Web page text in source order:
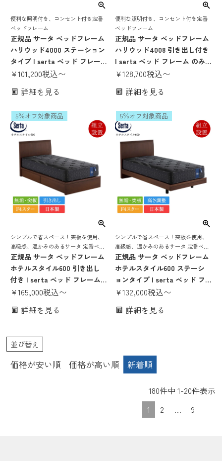
便利な照明付き、コンセント付き定番
ベッドフレーム
正規品 サータ ベッドフレーム
ハリウッド4000 ステーション
タイプ | serta ベッド フレー
ム のみ 日本製 国産 F4スター
き 棚付き 照明付き コンセント
ダブル ダブル クイーン1 クイ
ーン2 セミキング
¥101,200税込〜
詳細を見る
便利な照明付き、コンセント付き定番
ベッドフレーム
正規品 サータ ベッドフレーム
ハリウッド4008 引き出し付き
| serta ベッド フレーム のみ
日本製 国産 F4スター 収納付
照明付き コンセント付き パー
ブル クイーン1 クイーン2
¥128,700税込〜
詳細を見る
シンプルで省スペース！突板を使用、
高級感、温かみのあるサータ 定番ベッ
ドフレーム
正規品 サータ ベッドフレーム
ホテルスタイル600 引き出し
付き | serta ベッド フレーム
のみ 天然木 無垢 突板 日本製
ベッド パーソナルシングル セ
5％オフ対象商品
¥165,000税込〜
詳細を見る
シンプルで省スペース！突板を使用、
高級感、温かみのあるサータ 定番ベッ
ドフレーム
正規品 サータ ベッドフレーム
ホテルスタイル600 ステーシ
ョンタイプ | serta ベッド フ
レーム のみ 天然木 無垢 突板
整 高さ調節 脚付き パーソナル
5％オフ対象商品
¥132,000税込〜
詳細を見る
並び替え
価格が安い順 価格が高い順 新着順
180件中 1-20件表示
1
2 … 9